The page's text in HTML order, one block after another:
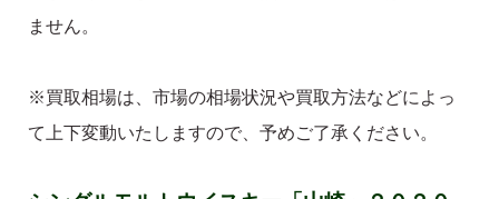
ません。
※買取相場は、市場の相場状況や買取方法などによっ
て上下変動いたしますので、予めご了承ください。